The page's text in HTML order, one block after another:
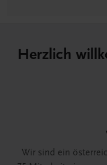
Herzlich
Wir sind ein